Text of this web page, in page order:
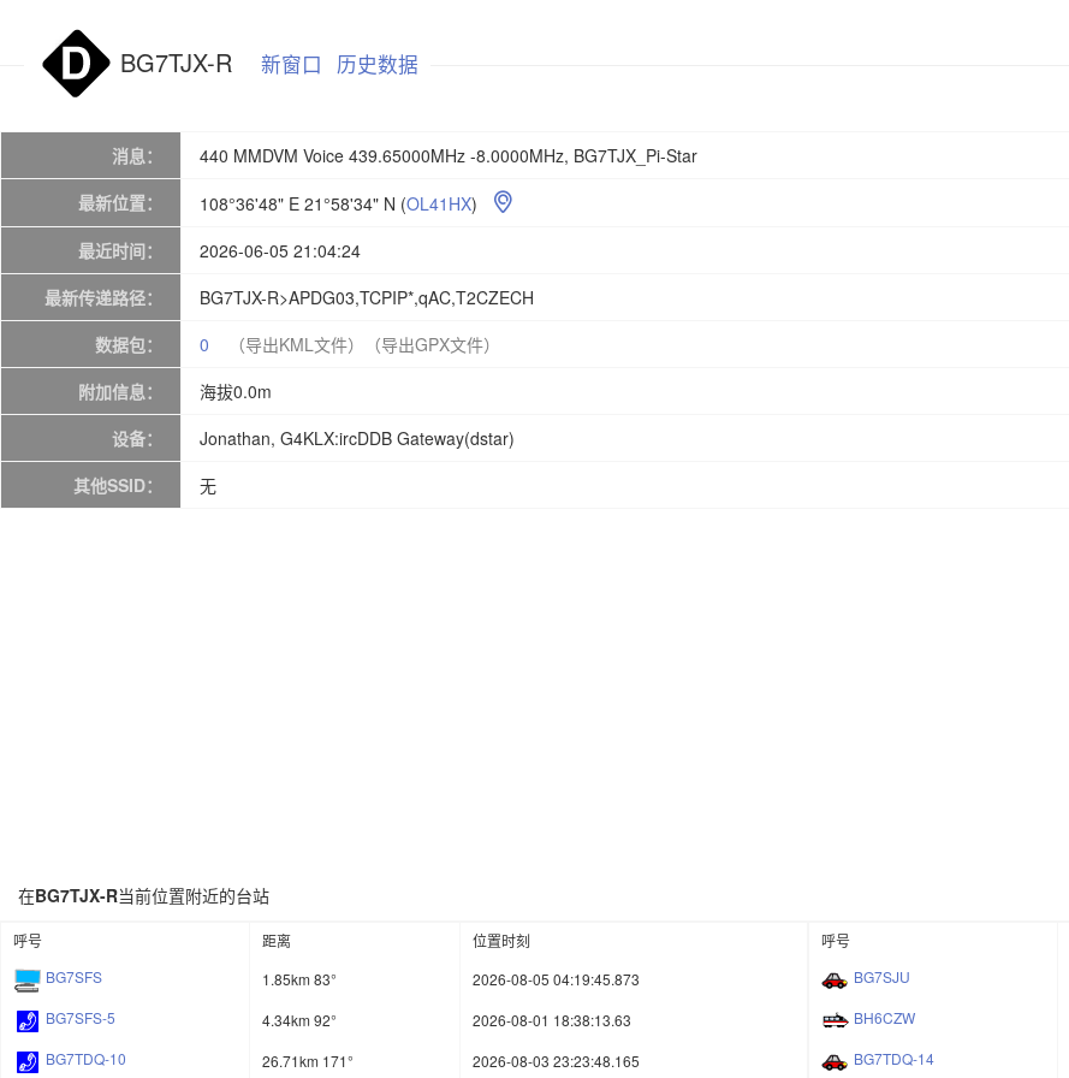
BG7TJX-R 新窗口 历史数据
消息：
440 MMDVM Voice 439.65000MHz -8.0000MHz, BG7TJX_Pi-Star
最新位置：
108°36'48" E 21°58'34" N (OL41HX) 
最近时间：
2026-06-05 21:04:24
最新传递路径：
BG7TJX-R>APDG03,TCPIP*,qAC,T2CZECH
数据包：
0 （导出KML文件）
（导出GPX文件）
附加信息：
海拔0.0m
设备：
Jonathan, G4KLX:ircDDB Gateway(dstar)
其他SSID：
无
在BG7TJX-R当前位置附近的台站
呼号 距离
位置时刻
BG7SFS
1.85km 83°
2026-08-05 04:19:45.873
BG7SFS-5
4.34km 92°
2026-08-01 18:38:13.63
BG7TDQ-10
26.71km 171° 2026-08-03 23:23:48.165
呼号
BG7SJU
BH6CZW
BG7TDQ-14